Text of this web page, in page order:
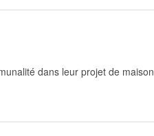
dans leur projet de